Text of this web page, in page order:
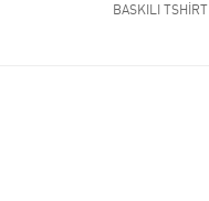
BASKILI TSHİRT